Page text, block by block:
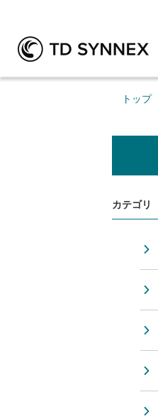
トップ
カテゴリ